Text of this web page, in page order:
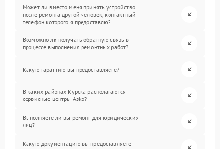
Может ли вместо меня принять устройство
после ремонта другой человек, контактный
телефон которого я предоставлю?
Возможно ли получать обратную связь в
процессе выполнения ремонтных работ?
Какую гарантию вы предоставляете?
В каких районах Курска располагаются
сервисные центры Asko?
Выполняете ли вы ремонт для юридических
лиц?
Какую документацию вы предоставляете